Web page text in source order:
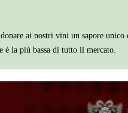
ai nostri vini un sapore
è la più bassa di tutto il mercato.